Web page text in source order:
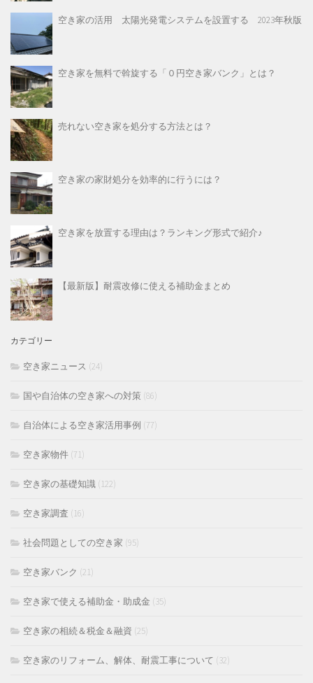
空き家の活用 太陽光発電システムを設置する 2023年秋版
空き家を無料で斡旋する「０円空き家バンク」とは？
売れない空き家を処分する方法とは？
空き家の家財処分を効率的に行うには？
空き家を放置する理由は？ランキング形式で紹介♪
【最新版】耐震改修に使える補助金まとめ
カテゴリー
空き家ニュース (24)
国や自治体の空き家への対策 (86)
自治体による空き家活用事例 (77)
空き家物件 (71)
空き家の基礎知識 (122)
空き家調査 (16)
社会問題としての空き家 (95)
空き家バンク (21)
空き家で使える補助金・助成金 (35)
空き家の相続＆税金＆融資 (25)
空き家のリフォーム、解体、耐震工事について (32)